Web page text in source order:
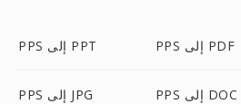
PPS إلى PPT PPS إلى PDF
PPS إلى JPG PPS إلى DOC